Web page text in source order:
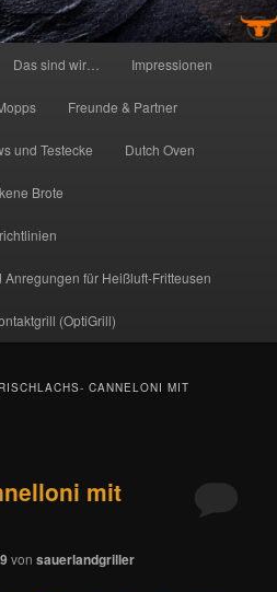
Das sind wir… Impressionen
Freunde & Partner
und Testecke Dutch Oven
Brote
für Heißluft-Fritteusen
(OptiGrill)
CANNELONI MIT
mit
vonsauerlandgriller